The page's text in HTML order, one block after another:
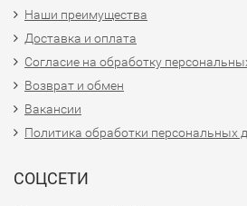
Наши преимущества
Доставка и оплата
Согласие на обработку
Возврат и обмен
Вакансии
Политика обработки персональных
СОЦСЕТИ